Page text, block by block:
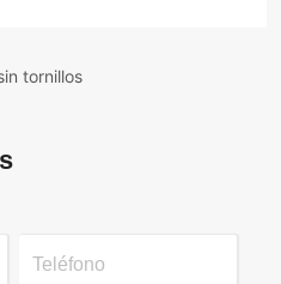
tornillos